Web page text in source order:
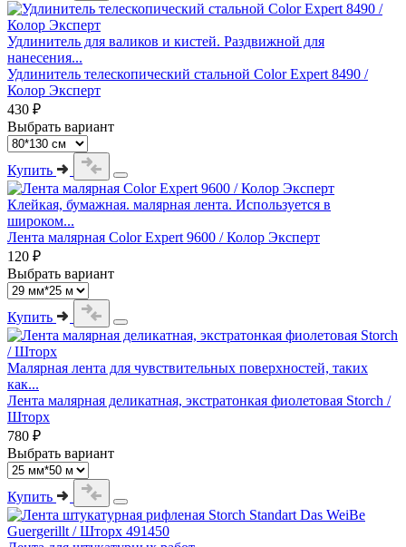
Удлинитель для валиков и кистей. Раздвижной для
нанесения...
Удлинитель телескопический стальной Color Expert 8490 /
Колор Эксперт
430 ₽
Выбрать вариант
Купить
Клейкая, бумажная. малярная лента. Используется в
широком...
Лента малярная Color Expert 9600 / Колор Эксперт
120 ₽
Выбрать вариант
Купить
Малярная лента для чувствительных поверхностей, таких
как...
Лента малярная деликатная, экстратонкая фиолетовая Storch /
Шторх
780 ₽
Выбрать вариант
Купить